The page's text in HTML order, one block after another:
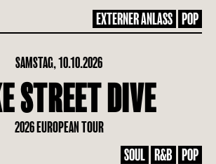
EXTERNER ANLASS POP
SAMSTAG, 10.10.2026
STREET DIVE
2026 EUROPEAN TOUR
SOUL R&B POP